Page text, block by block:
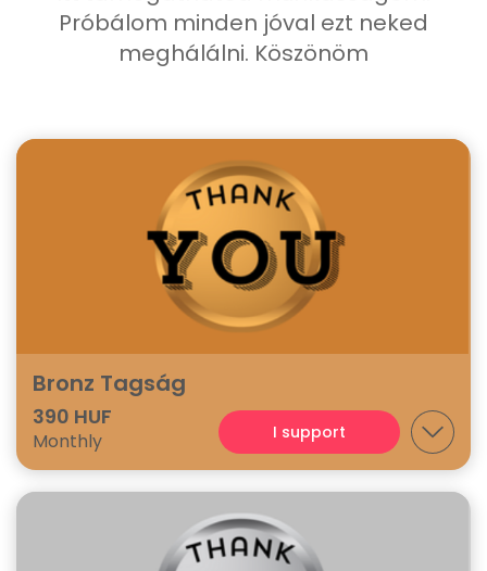
Próbálom minden jóval ezt neked
meghálálni. Köszönöm
Bronz Tagság
390 HUF
Monthly I support